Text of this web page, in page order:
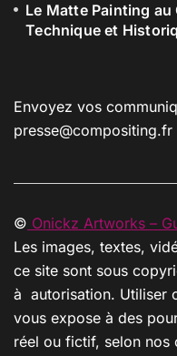
Le Matte Painting au
Technique et
Envoyez vos
presse@compositing.fr
© Onickz Artworks –
Les images, textes,
ce site sont sous
à autorisation. Utiliser
vous expose à des
réel ou fictif, selon nos